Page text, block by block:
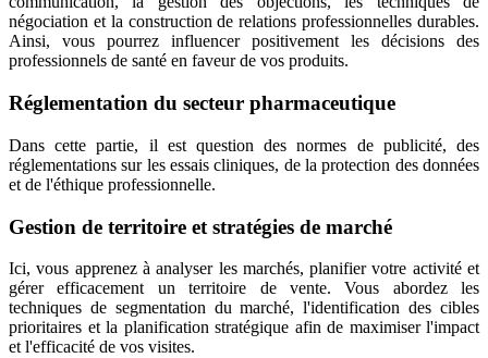
négociation et la construction de relations professionnelles durables.
Ainsi, vous pourrez influencer positivement les décisions des
professionnels de santé en faveur de vos produits.
Réglementation du secteur pharmaceutique
Dans cette partie, il est question des normes de publicité, des
réglementations sur les essais cliniques, de la protection des données
et de l'éthique professionnelle.
Gestion de territoire et stratégies de marché
Ici, vous apprenez à analyser les marchés, planifier votre activité et
gérer efficacement un territoire de vente. Vous abordez les
techniques de segmentation du marché, l'identification des cibles
prioritaires et la planification stratégique afin de maximiser l'impact
et l'efficacité de vos visites.